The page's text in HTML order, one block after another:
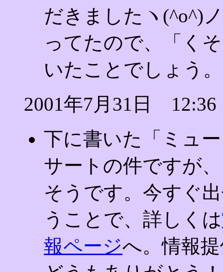
だきましたヽ(^o^)
ってたので、「く
いたことでしょう
2001年7月31日 12:36
下に書いた「ミュ
サートの件ですが
そうです。今すぐ
うことで、詳しくは
報ページへ。情報